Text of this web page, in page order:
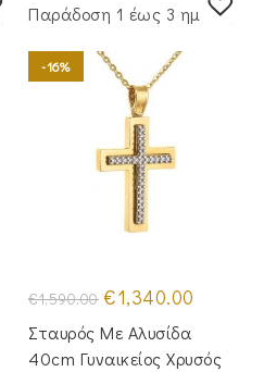
Παράδoση 1 έως 3 ημέρες
-16%
€1,590.00 Original
price
was:
€1,590.00.
€1,340.00
Σταυρός Με Αλυσίδα
40cm Γυναικείος Χρυσός